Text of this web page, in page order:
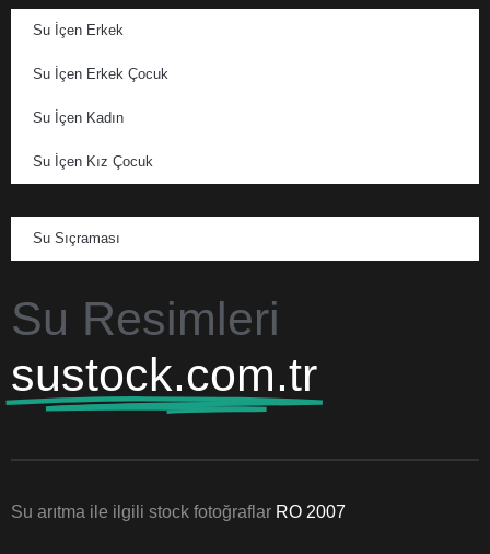
Su İçen Erkek
Su İçen Erkek Çocuk
Su İçen Kadın
Su İçen Kız Çocuk
Su Sıçraması
Su Resimleri
sustock.com.tr
Su arıtma ile ilgili stock fotoğraflar RO 2007